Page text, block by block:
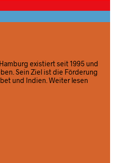
Hamburg existiert seit 1995 und
Sein Ziel ist die Förderung
und Indien. Weiter lesen